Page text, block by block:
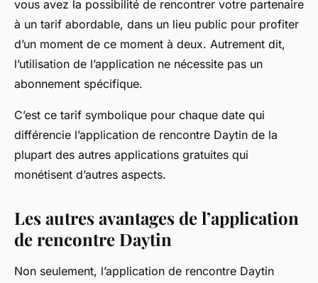
vous avez la possibilité de rencontrer votre partenaire
à un tarif abordable, dans un lieu public pour profiter
d’un moment de ce moment à deux. Autrement dit,
l’utilisation de l’application ne nécessite pas un
abonnement spécifique.
C’est ce tarif symbolique pour chaque date qui
différencie l’application de rencontre Daytin de la
plupart des autres applications gratuites qui
monétisent d’autres aspects.
Les autres avantages de l’application
de rencontre Daytin
Non seulement, l’application de rencontre Daytin